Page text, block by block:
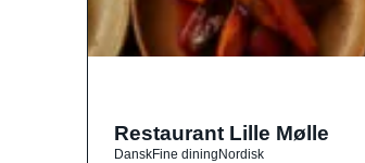
Restaurant Lille Mølle
DanskFine diningNordisk